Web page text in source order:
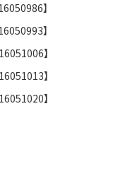
】
】
】
】
】